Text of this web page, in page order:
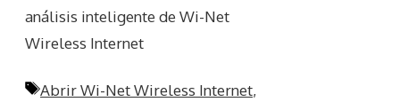
análisis inteligente de Wi-Net
Wireless Internet
Etiquetas
Abrir Wi-Net Wireless Internet,